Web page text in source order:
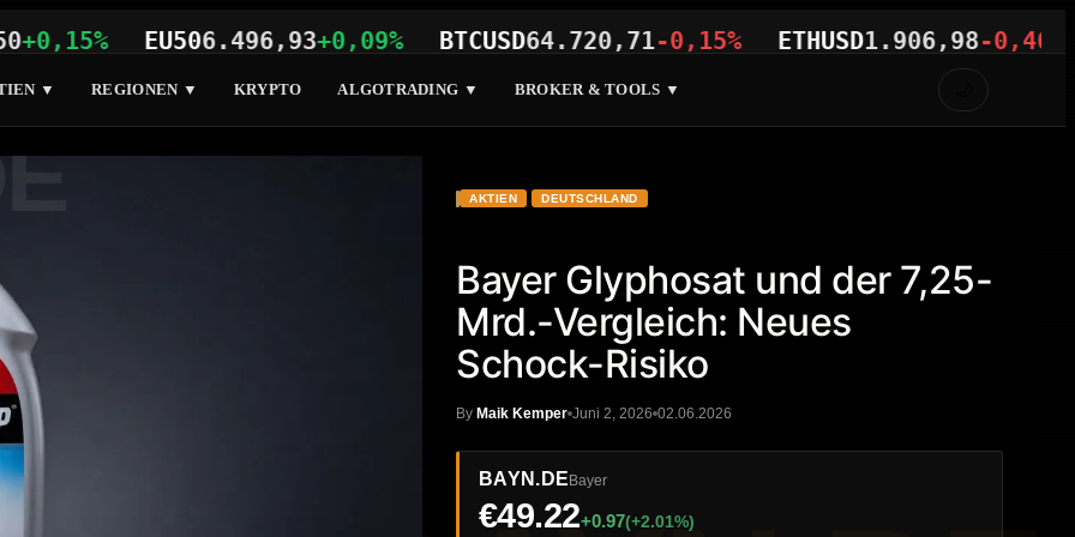
EU506.496,93+0,09% BTCUSD64.720,71-0,15% ETHUSD1.906,98-0,46%
▼ REGIONEN ▼ KRYPTO ALGOTRADING ▼ BROKER & TOOLS ▼
AKTIEN DEUTSCHLAND
Bayer Glyphosat und der 7,25-
Mrd.-Vergleich: Neues
Schock-Risiko
By Maik Kemper Juni 2, 2026 02.06.2026
BAYN.DEBayer
€49.22+0.97(+2.01%)